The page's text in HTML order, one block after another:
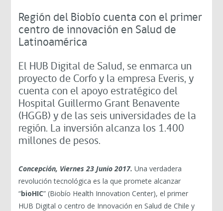
Región del Biobío cuenta con el primer
centro de innovación en Salud de
Latinoamérica
El HUB Digital de Salud, se enmarca un
proyecto de Corfo y la empresa Everis, y
cuenta con el apoyo estratégico del
Hospital Guillermo Grant Benavente
(HGGB) y de las seis universidades de la
región. La inversión alcanza los 1.400
millones de pesos.
Concepción, Viernes 23 Junio 2017.Una verdadera
revolución tecnológica es la que promete alcanzar
“bioHIC” (Biobío Health Innovation Center), el primer
HUB Digital o centro de Innovación en Salud de Chile y